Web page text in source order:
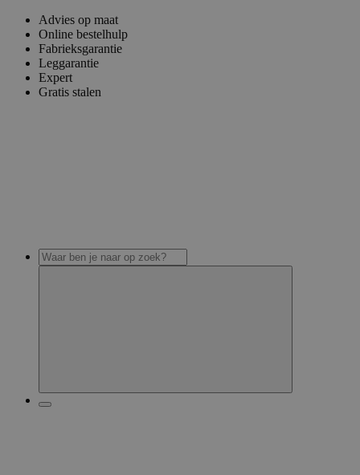
Advies op maat
Online bestelhulp
Fabrieksgarantie
Leggarantie
Expert
Gratis stalen